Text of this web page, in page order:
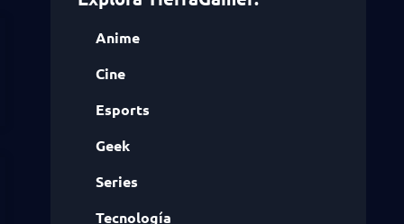
Anime
Cine
Esports
Geek
Series
Tecnología